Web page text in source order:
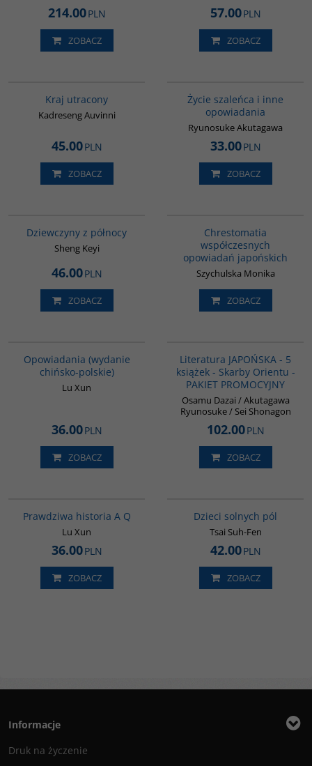
214.00PLN
ZOBACZ
57.00PLN
ZOBACZ
Kraj utracony
Kadreseng Auvinni
45.00PLN
ZOBACZ
Życie szaleńca i inne
opowiadania
Ryunosuke Akutagawa
33.00PLN
ZOBACZ
Dziewczyny z północy
Sheng Keyi
46.00PLN
ZOBACZ
Chrestomatia
współczesnych
opowiadań japońskich
Szychulska Monika
ZOBACZ
Opowiadania (wydanie
chińsko-polskie)
Lu Xun
36.00PLN
ZOBACZ
Literatura JAPOŃSKA - 5
książek - Skarby Orientu -
PAKIET PROMOCYJNY
Osamu Dazai / Akutagawa
Ryunosuke / Sei Shonagon
102.00PLN
ZOBACZ
Prawdziwa historia A Q
Lu Xun
36.00PLN
ZOBACZ
Dzieci solnych pól
Tsai Suh-Fen
42.00PLN
ZOBACZ
Informacje
Druk na życzenie